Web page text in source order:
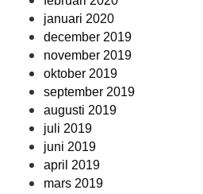
januari 2020
december 2019
november 2019
oktober 2019
september 2019
augusti 2019
juli 2019
juni 2019
april 2019
mars 2019